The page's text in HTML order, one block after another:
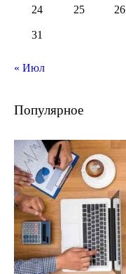
24 25 26
31
« Июл
Популярное